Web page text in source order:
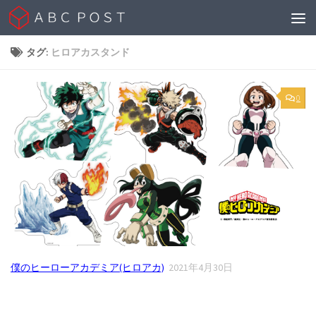
Skip to content
タグ: ヒロアカスタンド
0
僕のヒーローアカデミア(ヒロアカ) 2021年4月30日